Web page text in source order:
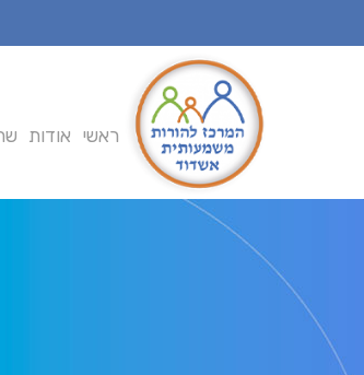
main
ראשי אודות